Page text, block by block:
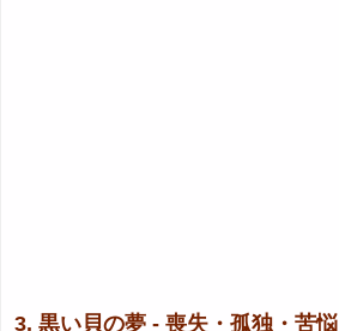
3. 黒い貝の夢 - 喪失・孤独・苦悩